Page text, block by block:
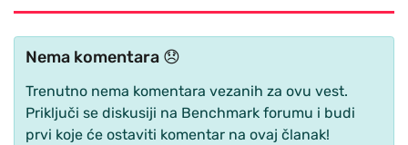
Nema komentara 😞
Trenutno nema komentara vezanih za ovu vest.
Priključi se diskusiji na Benchmark forumu i budi
prvi koje će ostaviti komentar na ovaj članak!